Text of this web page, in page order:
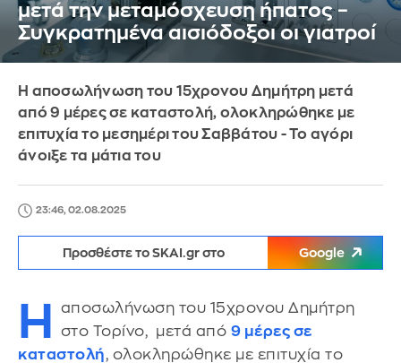
μετά την μεταμόσχευση ήπατος –
Συγκρατημένα αισιόδοξοι οι γιατροί
Η αποσωλήνωση του 15χρονου Δημήτρη μετά
από 9 μέρες σε καταστολή, ολοκληρώθηκε με
επιτυχία το μεσημέρι του Σαββάτου - Το αγόρι
άνοιξε τα μάτια του
23:46, 02.08.2025
Προσθέστε το SKAI.gr στο Google
Η
αποσωλήνωση του 15χρονου Δημήτρη
στο Τορίνο, μετά από 9 μέρες σε
καταστολή, ολοκληρώθηκε με επιτυχία το